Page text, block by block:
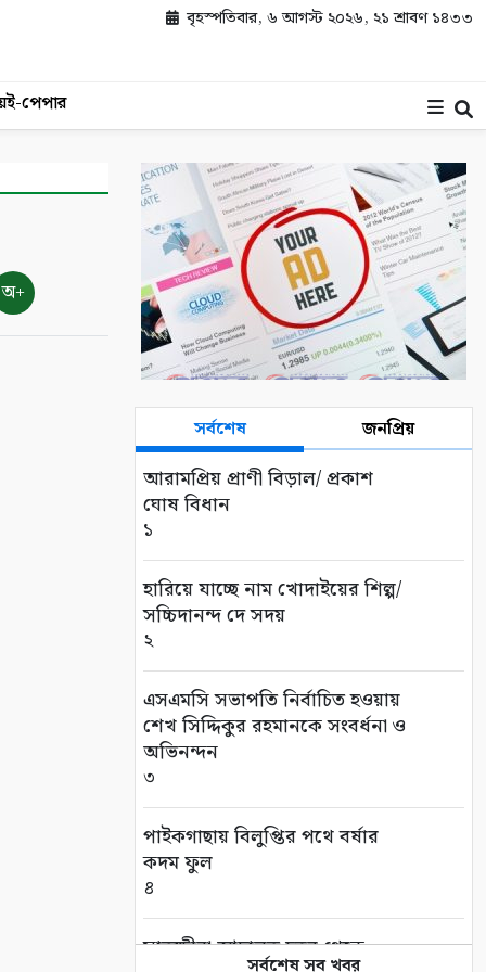
বৃহস্পতিবার, ৬ আগস্ট ২০২৬, ২১ শ্রাবণ ১৪৩৩
ই-পেপার
অ+
সর্বশেষ জনপ্রিয়
আরামপ্রিয় প্রাণী বিড়াল/ প্রকাশ
ঘোষ বিধান
১
হারিয়ে যাচ্ছে নাম খোদাইয়ের শিল্প/
সচ্চিদানন্দ দে সদয়
২
এসএমসি সভাপতি নির্বাচিত হওয়ায়
শেখ সিদ্দিকুর রহমানকে সংবর্ধনা ও
অভিনন্দন
৩
পাইকগাছায় বিলুপ্তির পথে বর্ষার
কদম ফুল
৪
সাতক্ষীরা আদালত চত্বর থেকে
সর্বশেষ সব খবর